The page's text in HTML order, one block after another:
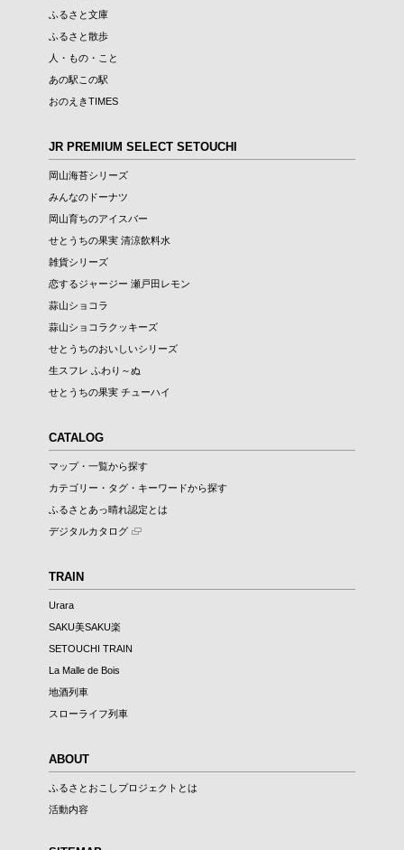
ふるさと文庫
ふるさと散歩
人・もの・こと
あの駅この駅
おのえきTIMES
JR PREMIUM SELECT SETOUCHI
岡山海苔シリーズ
みんなのドーナツ
岡山育ちのアイスバー
せとうちの果実 清涼飲料水
雑貨シリーズ
恋するジャージー 瀬戸田レモン
蒜山ショコラ
蒜山ショコラクッキーズ
せとうちのおいしいシリーズ
生スフレ ふわり～ぬ
せとうちの果実 チューハイ
CATALOG
マップ・一覧から探す
カテゴリー・タグ・キーワードから探す
ふるさとあっ晴れ認定とは
デジタルカタログ
TRAIN
Urara
SAKU美SAKU楽
SETOUCHI TRAIN
La Malle de Bois
地酒列車
スローライフ列車
ABOUT
ふるさとおこしプロジェクトとは
活動内容